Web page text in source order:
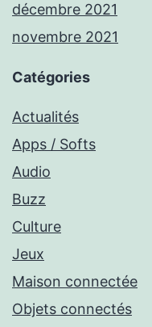
décembre 2021
novembre 2021
Catégories
Actualités
Apps / Softs
Audio
Buzz
Culture
Jeux
Maison connectée
Objets connectés